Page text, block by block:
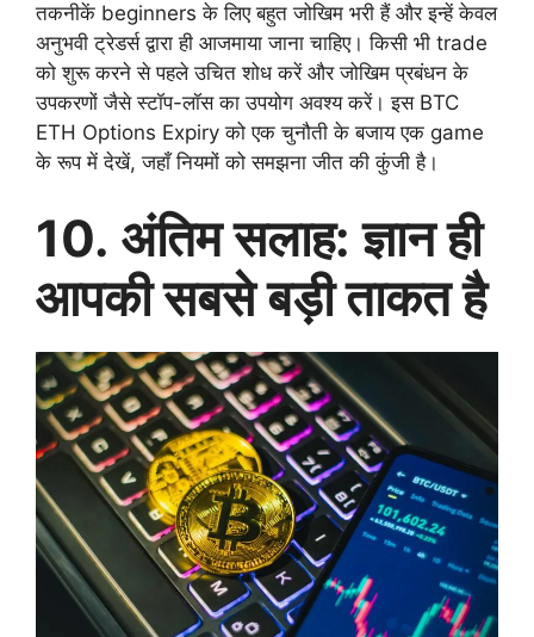
तकनीकें beginners के लिए बहुत जोखिम भरी हैं और इन्हें केवल
अनुभवी ट्रेडर्स द्वारा ही आजमाया जाना चाहिए। किसी भी trade
को शुरू करने से पहले उचित शोध करें और जोखिम प्रबंधन के
उपकरणों जैसे स्टॉप-लॉस का उपयोग अवश्य करें। इस BTC
ETH Options Expiry को एक चुनौती के बजाय एक game
के रूप में देखें, जहाँ नियमों को समझना जीत की कुंजी है।
10. अंतिम सलाह: ज्ञान ही
आपकी सबसे बड़ी ताकत है